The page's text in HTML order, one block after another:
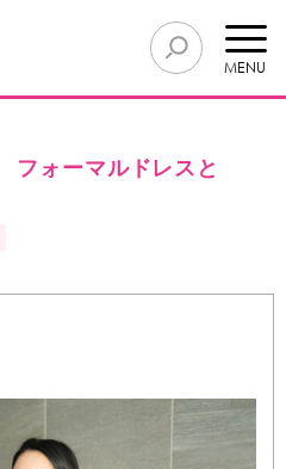
MENU
ォーマルドレスと